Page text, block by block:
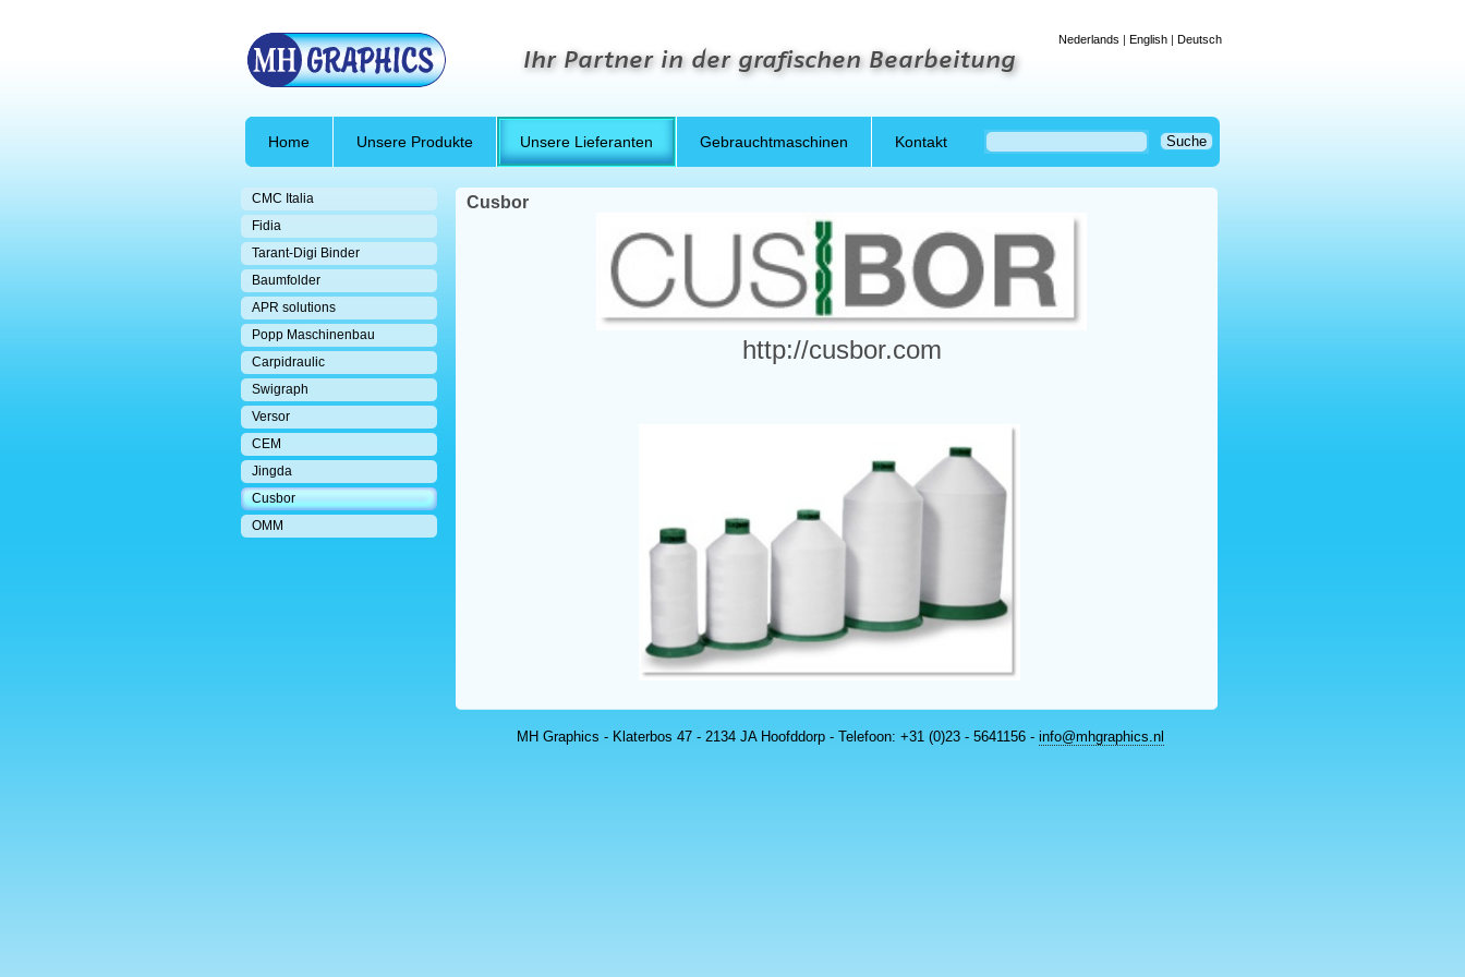
Ihr Partner in der grafischen Bearbeitung
Nederlands | English | Deutsch
Home Unsere Produkte Unsere Lieferanten Gebrauchtmaschinen Kontakt Suche
CMC Italia
Fidia
Tarant-Digi Binder
Baumfolder
APR solutions
Popp Maschinenbau
Carpidraulic
Swigraph
Versor
CEM
Jingda
Cusbor
OMM
Cusbor
http://cusbor.com
MH Graphics - Klaterbos 47 - 2134 JA Hoofddorp - Telefoon: +31 (0)23 - 5641156 - info@mhgraphics.nl